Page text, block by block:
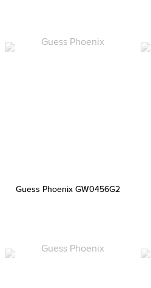
Guess Phoenix GW0456G2